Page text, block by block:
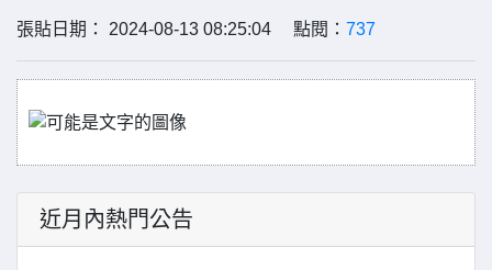
張貼日期： 2024-08-13 08:25:04 點閱： 737
近月內熱門公告